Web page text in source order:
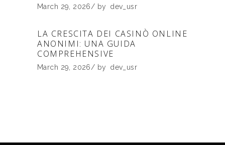
March 29, 2026 by dev_usr
LA CRESCITA DEI CASINÒ ONLINE
ANONIMI: UNA GUIDA
COMPREHENSIVE
March 29, 2026 by dev_usr